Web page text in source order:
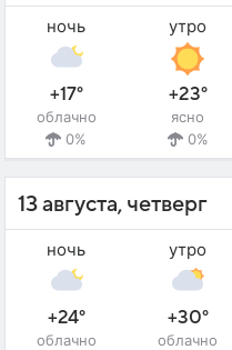
ночь
+17°
облачно
0%
утро
+23°
ясно
0%
13 августа, четверг
ночь
+24°
облачно
утро
+30°
облачно